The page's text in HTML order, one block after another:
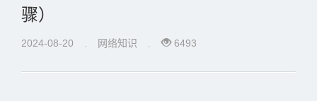
骤）
2024-08-20 网络知识 6493